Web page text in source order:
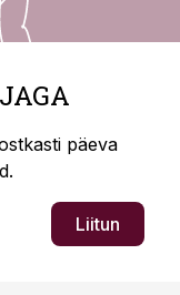
päeva
Liitun